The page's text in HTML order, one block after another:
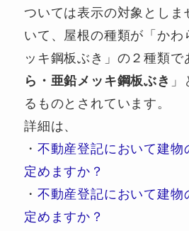
ついては表示の対象としま
いて、屋根の種類が「かわ
ッキ鋼板ぶき」の２種類で
ら・亜鉛メッキ鋼板ぶき
るものとされています。
詳細は、
・ 不動産登記において建物
定めますか？
・ 不動産登記において建物
定めますか？